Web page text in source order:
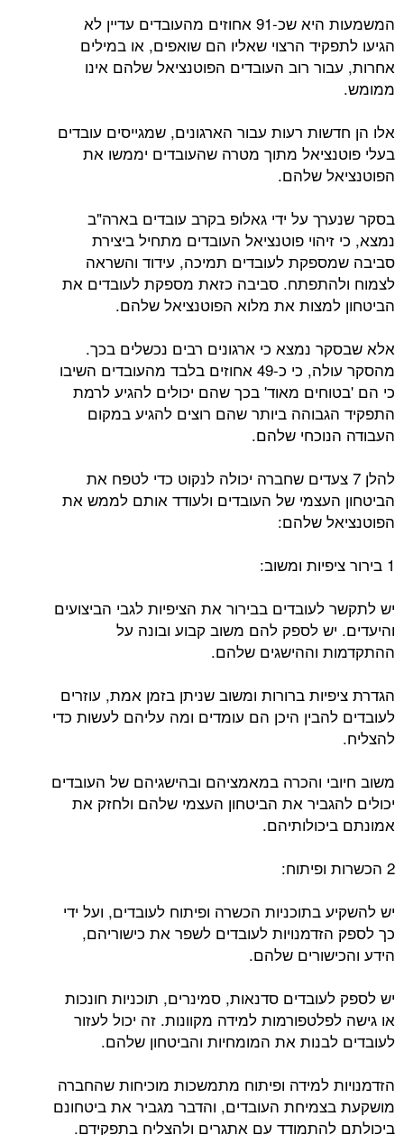
המשמעות היא שכ-91 אחוזים מהעובדים עדיין לא
הגיעו לתפקיד הרצוי שאליו הם שואפים, או במילים
אחרות, עבור רוב העובדים הפוטנציאל שלהם אינו
ממומש.
אלו הן חדשות רעות עבור הארגונים, שמגייסים עובדים
בעלי פוטנציאל מתוך מטרה שהעובדים יממשו את
הפוטנציאל שלהם.
בסקר שנערך על ידי גאלופ בקרב עובדים בארה"ב
נמצא, כי זיהוי פוטנציאל העובדים מתחיל ביצירת
סביבה שמספקת לעובדים תמיכה, עידוד והשראה
לצמוח ולהתפתח. סביבה כזאת מספקת לעובדים את
הביטחון למצות את מלוא הפוטנציאל שלהם.
אלא שבסקר נמצא כי ארגונים רבים נכשלים בכך.
מהסקר עולה, כי כ-49 אחוזים בלבד מהעובדים השיבו
כי הם 'בטוחים מאוד' בכך שהם יכולים להגיע לרמת
התפקיד הגבוהה ביותר שהם רוצים להגיע במקום
העבודה הנוכחי שלהם.
להלן 7 צעדים שחברה יכולה לנקוט כדי לטפח את
הביטחון העצמי של העובדים ולעודד אותם לממש את
הפוטנציאל שלהם:
1 בירור ציפיות ומשוב:
יש לתקשר לעובדים בבירור את הציפיות לגבי הביצועים
והיעדים. יש לספק להם משוב קבוע ובונה על
ההתקדמות וההישגים שלהם.
הגדרת ציפיות ברורות ומשוב שניתן בזמן אמת, עוזרים
לעובדים להבין היכן הם עומדים ומה עליהם לעשות כדי
להצליח.
משוב חיובי והכרה במאמציהם ובהישגיהם של העובדים
יכולים להגביר את הביטחון העצמי שלהם ולחזק את
אמונתם ביכולותיהם.
2 הכשרות ופיתוח:
יש להשקיע בתוכניות הכשרה ופיתוח לעובדים, ועל ידי
כך לספק הזדמנויות לעובדים לשפר את כישוריהם,
הידע והכישורים שלהם.
יש לספק לעובדים סדנאות, סמינרים, תוכניות חונכות
או גישה לפלטפורמות למידה מקוונות. זה יכול לעזור
לעובדים לבנות את המומחיות והביטחון שלהם.
הזדמנויות למידה ופיתוח מתמשכות מוכיחות שהחברה
מושקעת בצמיחת העובדים, והדבר מגביר את ביטחונם
ביכולתם להתמודד עם אתגרים ולהצליח בתפקידם.